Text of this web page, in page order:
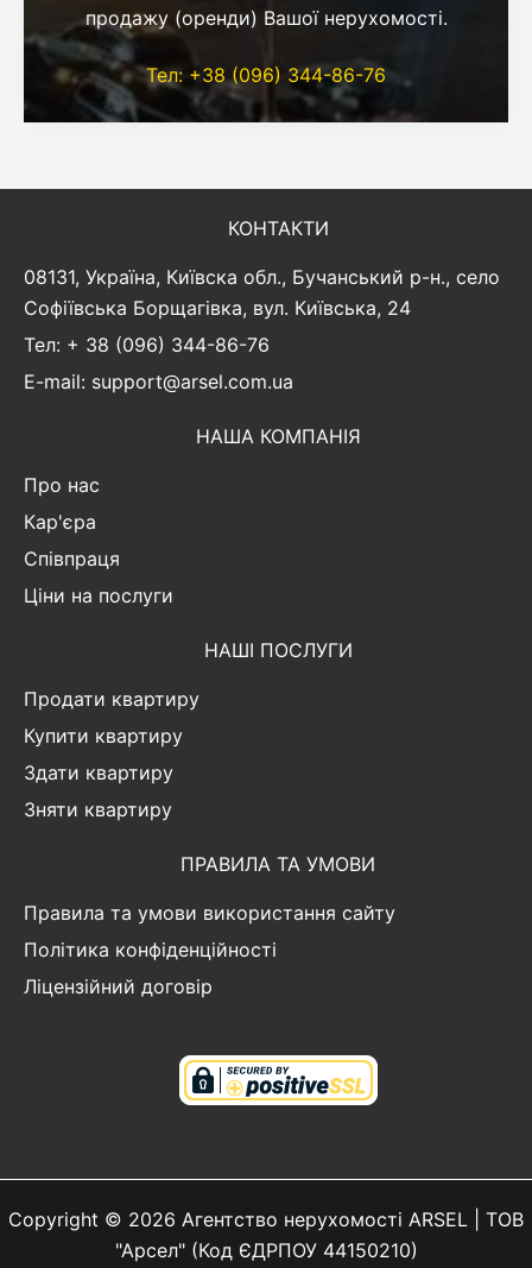
продажу (оренди) Вашої нерухомості.
Тел: +38 (096) 344-86-76
КОНТАКТИ
08131, Україна, Київска обл., Бучанський р-н., село
Софіївська Борщагівка, вул. Київська, 24
Тел: + 38 (096) 344-86-76
E-mail: support@arsel.com.ua
НАША КОМПАНІЯ
Про нас
Кар'єра
Співпраця
Ціни на послуги
НАШІ ПОСЛУГИ
Продати квартиру
Купити квартиру
Здати квартиру
Зняти квартиру
ПРАВИЛА ТА УМОВИ
Правила та умови використання сайту
Політика конфіденційності
Ліцензійний договір
Copyright © 2026 Агентство нерухомості ARSEL | ТОВ
"Арсел" (Код ЄДРПОУ 44150210)